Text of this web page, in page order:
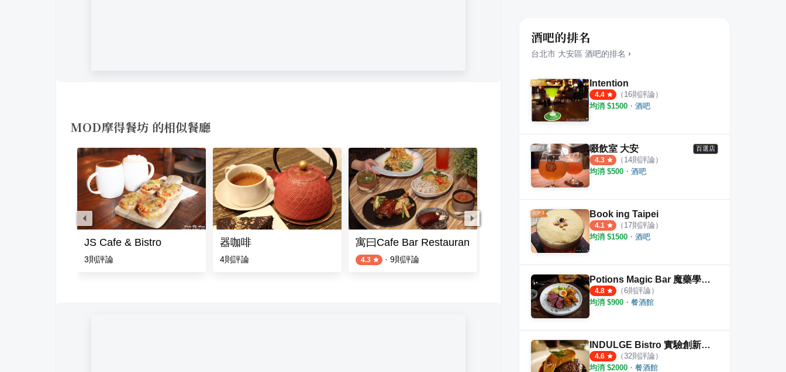
MOD摩得餐坊 的相似餐廳
JS Cafe & Bistro
3則評論
器咖啡
4則評論
寓曰Cafe Bar Restauran
4.3 · 9則評論
K.K杰&甯咖啡早午餐敦化店 湛盧咖啡大安館
酒吧的排名
台北市 大安區 酒吧的排名 ›
Intention
4.4 （ 16則評論）
均消 $1500 ・ 酒吧
啜飲室 大安 百選店
4.3 （ 14則評論）
均消 $500 ・ 酒吧
Book ing Taipei
4.1 （ 17則評論）
均消 $1500 ・ 酒吧
Potions Magic Bar 魔藥學餐酒館
4.8 （6則評論）
均消 $900 ・ 餐酒館
INDULGE Bistro 實驗創新餐酒館
4.6 （32則評論）
均消 $2000 ・ 餐酒館